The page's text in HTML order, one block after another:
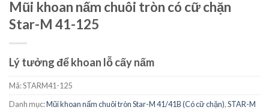
Mũi khoan nấm chuôi tròn có cữ chặn
Star-M 41-125
Lý tưởng để khoan lỗ cấy nấm
Mã:STARM41-125
Danh mục:Mũi khoan nấm chuôi tròn Star-M 41/41B (Có cữ chặn),STAR-M